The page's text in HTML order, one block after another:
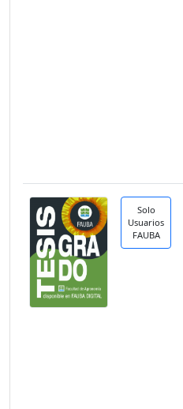
Solo
Usuarios
FAUBA